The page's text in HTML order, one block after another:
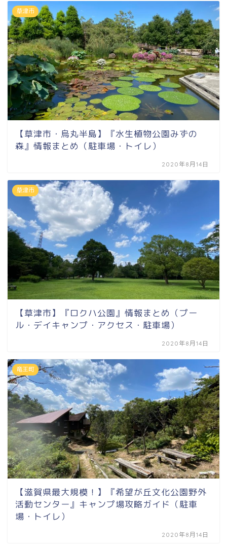
草津市
【草津市・烏丸半島】『水生植物公園みずの
森』情報まとめ（駐車場・トイレ）
2020年8月14日
草津市
【草津市】『ロクハ公園』情報まとめ（プー
ル・デイキャンプ・アクセス・駐車場）
2020年8月14日
竜王町
【滋賀県最大規模！】『希望が丘文化公園野外
活動センター』キャンプ場攻略ガイド（駐車
場・トイレ）
2020年8月14日